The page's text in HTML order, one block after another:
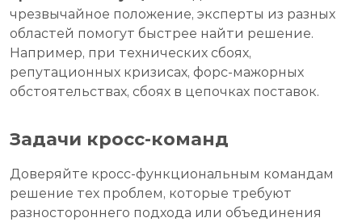
чрезвычайное положение, эксперты из разных
областей помогут быстрее найти решение.
Например, при технических сбоях,
репутационных кризисах, форс-мажорных
обстоятельствах, сбоях в цепочках поставок.
Задачи кросс-команд
Доверяйте кросс-функциональным командам
решение тех проблем, которые требуют
разностороннего подхода или объединения